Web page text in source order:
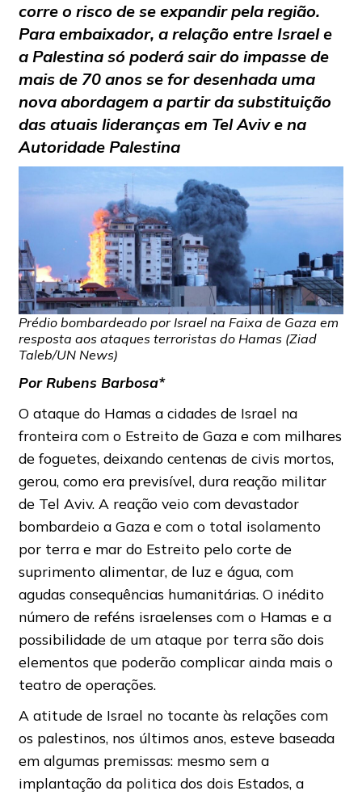
corre o risco de se expandir pela região.
Para embaixador, a relação entre Israel e
a Palestina só poderá sair do impasse de
mais de 70 anos se for desenhada uma
nova abordagem a partir da substituição
das atuais lideranças em Tel Aviv e na
Autoridade Palestina
Prédio bombardeado por Israel na Faixa de Gaza em
resposta aos ataques terroristas do Hamas (Ziad
Taleb/UN News)
Por Rubens Barbosa*
O ataque do Hamas a cidades de Israel na
fronteira com o Estreito de Gaza e com milhares
de foguetes, deixando centenas de civis mortos,
gerou, como era previsível, dura reação militar
de Tel Aviv. A reação veio com devastador
bombardeio a Gaza e com o total isolamento
por terra e mar do Estreito pelo corte de
suprimento alimentar, de luz e água, com
agudas consequências humanitárias. O inédito
número de reféns israelenses com o Hamas e a
possibilidade de um ataque por terra são dois
elementos que poderão complicar ainda mais o
teatro de operações.
A atitude de Israel no tocante às relações com
os palestinos, nos últimos anos, esteve baseada
em algumas premissas: mesmo sem a
implantação da politica dos dois Estados, a